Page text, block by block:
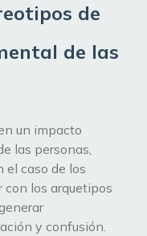
de
de las
un impacto
las personas,
el caso de los
con los arquetipos
y confusión.